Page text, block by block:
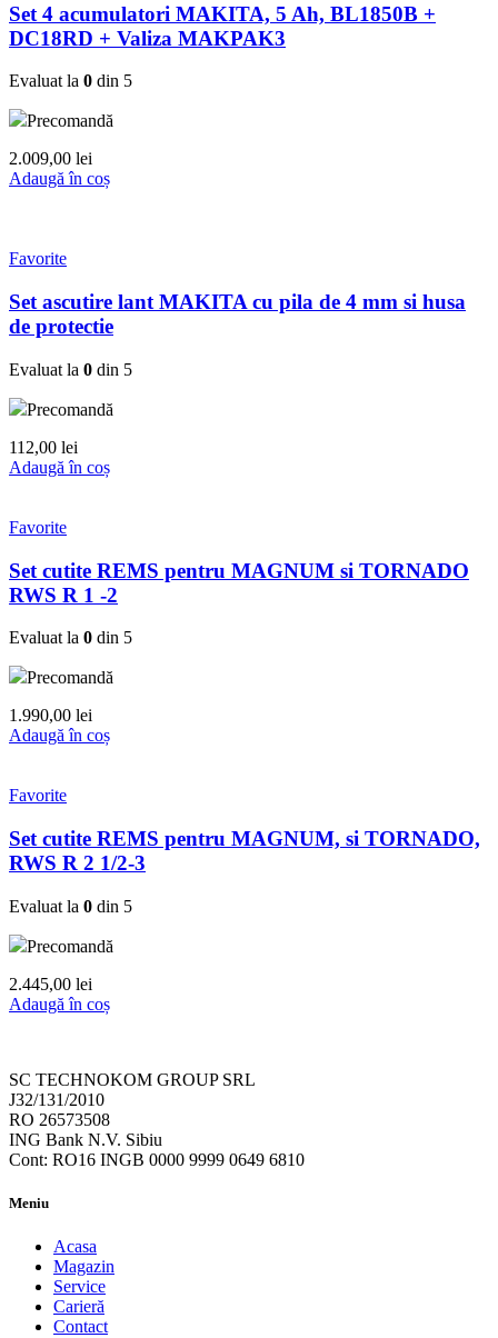
Set 4 acumulatori MAKITA, 5 Ah, BL1850B +
DC18RD + Valiza MAKPAK3
Evaluat la 0 din 5
Precomandă
2.009,00 lei
Adaugă în coș
Favorite
Set ascutire lant MAKITA cu pila de 4 mm si husa
de protectie
Evaluat la 0 din 5
Precomandă
112,00 lei
Adaugă în coș
Favorite
Set cutite REMS pentru MAGNUM si TORNADO
RWS R 1 -2
Evaluat la 0 din 5
Precomandă
1.990,00 lei
Adaugă în coș
Favorite
Set cutite REMS pentru MAGNUM, si TORNADO,
RWS R 2 1/2-3
Evaluat la 0 din 5
Precomandă
2.445,00 lei
Adaugă în coș
SC TECHNOKOM GROUP SRL
J32/131/2010
RO 26573508
ING Bank N.V. Sibiu
Cont: RO16 INGB 0000 9999 0649 6810
Meniu
Acasa
Magazin
Service
Carieră
Contact